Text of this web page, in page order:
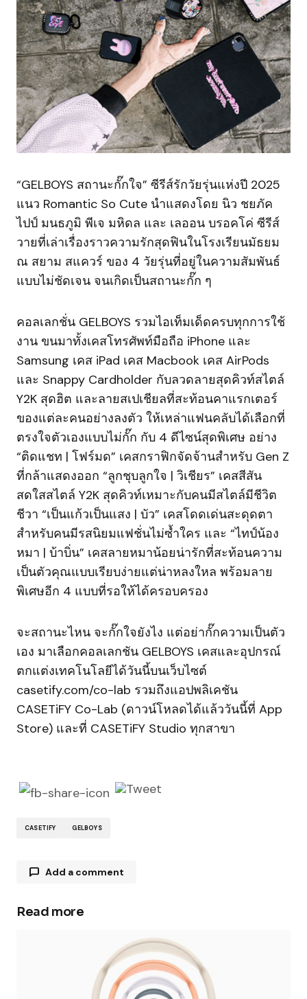
“GELBOYS สถานะกั๊กใจ” ซีรีส์รักวัยรุ่นแห่งปี 2025
แนว Romantic So Cute นำแสดงโดย นิว ชยภัค
ไปป์ มนธภูมิ พีเจ มหิดล และ เลออน บรอคโค่ ซีรีส์
วายที่เล่าเรื่องราวความรักสุดฟินในโรงเรียนมัธยม
ณ สยาม สแควร์ ของ 4 วัยรุ่นที่อยู่ในความสัมพันธ์
แบบไม่ชัดเจน จนเกิดเป็นสถานะกั๊ก ๆ
คอลเลกชั่น GELBOYS รวมไอเท็มเด็ดครบทุกการใช้
งาน ขนมาทั้งเคสโทรศัพท์มือถือ iPhone และ
Samsung เคส iPad เคส Macbook เคส AirPods
และ Snappy Cardholder กับลวดลายสุดคิวท์สไตล์
Y2K สุดฮิต และลายสเปเชียลที่สะท้อนคาแรกเตอร์
ของแต่ละคนอย่างลงตัว ให้เหล่าแฟนคลับได้เลือกที่
ตรงใจตัวเองแบบไม่กั๊ก กับ 4 ดีไซน์สุดพิเศษ อย่าง
“ติดแชท | โฟร์มด” เคสกราฟิกจัดจ้านสำหรับ Gen Z
ที่กล้าแสดงออก “ลูกชุบลูกใจ | วิเชียร” เคสสีสัน
สดใสสไตล์ Y2K สุดคิวท์เหมาะกับคนมีสไตล์มีชีวิต
ชีวา “เป็นแก้วเป็นแสง | บัว” เคสโดดเด่นสะดุดตา
สำหรับคนมีรสนิยมแฟชั่นไม่ซ้ำใคร และ “ไทป์น้อง
หมา | บ้าบิ่น” เคสลายหมาน้อยน่ารักที่สะท้อนความ
เป็นตัวคุณแบบเรียบง่ายแต่น่าหลงใหล พร้อมลาย
พิเศษอีก 4 แบบที่รอให้ได้ครอบครอง
จะสถานะไหน จะกั๊กใจยังไง แต่อย่ากั๊กความเป็นตัว
เอง มาเลือกคอลเลกชัน GELBOYS เคสและอุปกรณ์
ตกแต่งเทคโนโลยีได้วันนี้บนเว็บไซต์
casetify.com/co-lab รวมถึงแอปพลิเคชัน
CASETiFY Co-Lab (ดาวน์โหลดได้แล้ววันนี้ที่ App
Store) และที่ CASETiFY Studio ทุกสาขา
CASETIFY GELBOYS
Add a comment
Required fields are marked*
Read more